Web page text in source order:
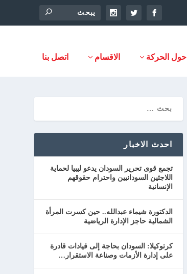
حول الحركة الاقسام اتصل بنا
احدث الاخبار
تجمع قوى تحرير السودان يدعو ليبيا لحماية
اللاجئين السودانيين واحترام حقوقهم
الإنسانية
الدكتورة شيماء عبدالله.. حين كسرت المرأة
الشمالية حاجز الإدارة الرياضية
كرتوكيلا: السودان بحاجة إلى قيادات قادرة
على إدارة الأزمات وصناعة الاستقرار…